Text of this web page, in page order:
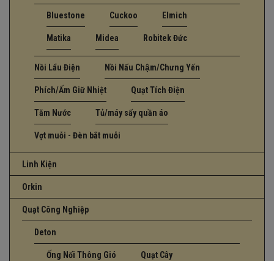
Bluestone Cuckoo Elmich
Matika Midea Robitek Đức
Nồi Lẩu Điện Nồi Nấu Chậm/Chưng Yến
Phích/Ấm Giữ Nhiệt Quạt Tích Điện
Tăm Nước Tủ/máy sấy quần áo
Vợt muỗi - Đèn bắt muỗi
Linh Kiện
Orkin
Quạt Công Nghiệp
Deton
Ống Nối Thông Gió Quạt Cây